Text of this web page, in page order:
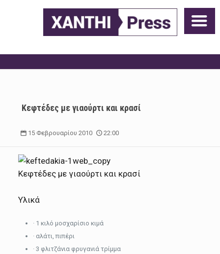
Κεφτέδες με γιαούρτι και κρασί
15 Φεβρουαρίου 2010 22:00
Κεφτέδες με γιαούρτι και κρασί
Υλικά
· 1 κιλό μοσχαρίσιο κιμά
· αλάτι, πιπέρι
· 3 φλιτζάνια φρυγανιά τρίμμα